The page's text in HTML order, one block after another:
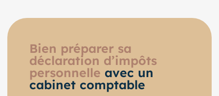
Bien préparer sa
déclaration d’impôts
personnelle avec un
cabinet comptable